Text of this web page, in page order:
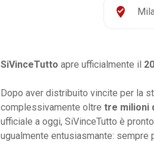
where_to_vote
SiVinceTutto apre ufficialmente il
Dopo aver distribuito vincite per la
complessivamente oltre tre milioni
ufficiale a oggi, SiVinceTutto è
ugualmente entusiasmante: sempre